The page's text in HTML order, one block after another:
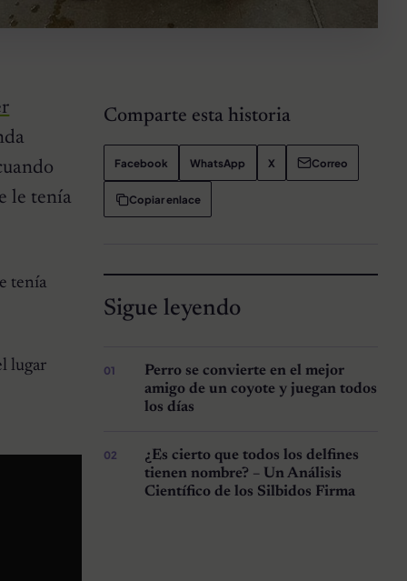
le tenía
tenía
lugar
Comparte esta historia
Facebook WhatsApp X Correo
Copiar enlace
Sigue leyendo
Perro se convierte en el mejor
amigo de un coyote y juegan todos
los días
¿Es cierto que todos los delfines
tienen nombre? – Un Análisis
Científico de los Silbidos Firma